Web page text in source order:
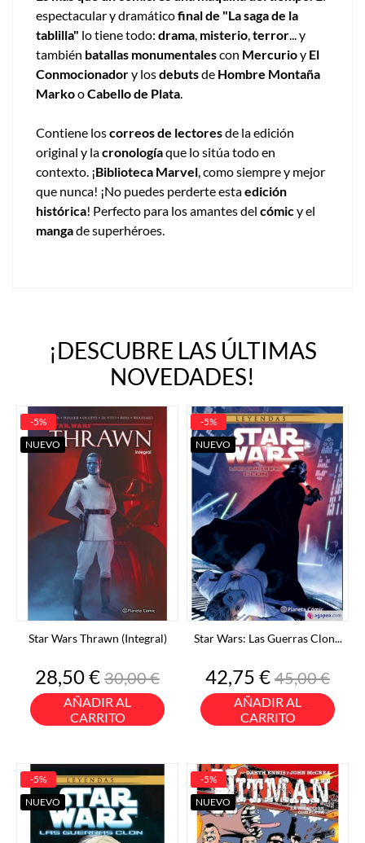
espectacular y dramáticofinal de "La saga de la
tablilla" lo tiene todo: drama, misterio,terror... y
también batallas monumentalescon Mercurioy El
Conmocionadory losdebutsde Hombre Montaña
MarkooCabello de Plata.
Contiene loscorreos de lectoresde la edición
original y lacronologíaque lo sitúa todo en
contexto. ¡Biblioteca Marvel, como siempre y mejor
que nunca! ¡No puedes perderte estaedición
histórica! Perfecto para los amantes del cómicy el
mangade superhéroes.
¡DESCUBRE LAS ÚLTIMAS
NOVEDADES!
Star Wars Thrawn (Integral)
Precio
28,50 €Precio
base
30,00 €
AÑADIR AL
CARRITO
-5%
NUEVO
Star Wars: Las Guerras Clon...
Precio
42,75 €Precio
base
45,00 €
AÑADIR AL
CARRITO
-5%
NUEVO
-5%
NUEVO
-5%
NUEVO